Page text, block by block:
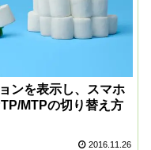
ンを表示し、スマホ
MTPの切り替え方
2016.11.26